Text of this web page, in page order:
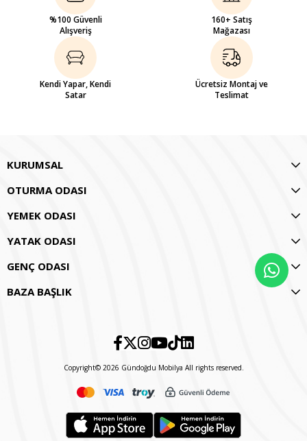
%100 Güvenli
Alışveriş
160+ Satış
Mağazası
Kendi Yapar, Kendi
Satar
Ücretsiz Montaj ve
Teslimat
KURUMSAL
OTURMA ODASI
YEMEK ODASI
YATAK ODASI
GENÇ ODASI
BAZA BAŞLIK
Copyright© 2026 Gündoğdu Mobilya All rights reserved.